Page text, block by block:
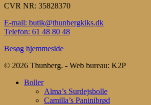
CVR NR: 35828370
E-mail: butik@thunbergkiks.dk
Telefon: 61 48 80 48
Besøg hjemmeside
© 2026 Thunberg. - Web bureau: K2P
Close
Boller
Alma’s Surdejsbolle
Camilla’s Paninibrød